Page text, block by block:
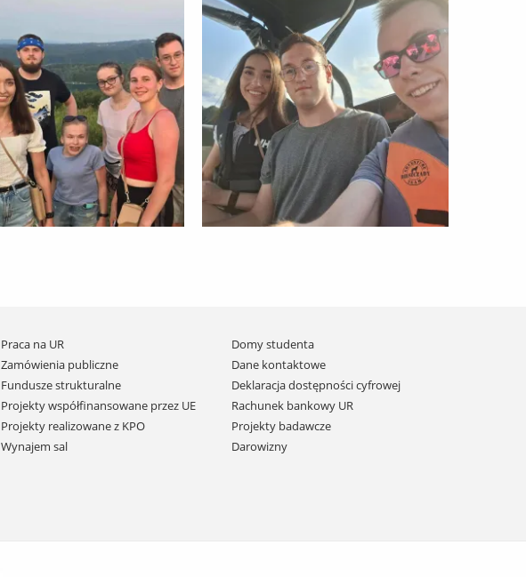
Praca na UR
Zamówienia publiczne
Fundusze strukturalne
Projekty współfinansowane przez UE
Projekty realizowane z KPO
Wynajem sal
Domy studenta
Dane kontaktowe
Deklaracja dostępności cyfrowej
Rachunek bankowy UR
Projekty badawcze
Darowizny